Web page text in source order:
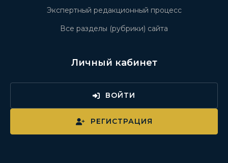
Экспертный редакционный процесс
Все разделы (рубрики) сайта
Личный кабинет
ВОЙТИ
РЕГИСТРАЦИЯ